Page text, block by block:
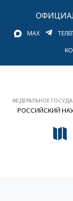
MAX
ФЕДЕРАЛЬНОЕ
РОССИЙСКИЙ